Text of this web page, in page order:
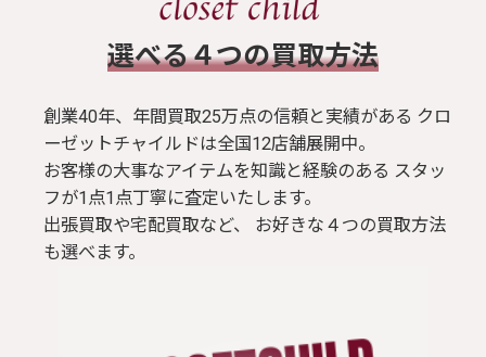
​選べる４つの買取方法
創業40年、年間買取25万点の信頼と実績がある クロ
ーゼットチャイルドは全国12店舗展開中。
お客様の大事なアイテムを知識と経験のある スタッ
フが1点1点丁寧に査定いたします。
出張買取や宅配買取など、 お好きな４つの買取方法
も選べます。